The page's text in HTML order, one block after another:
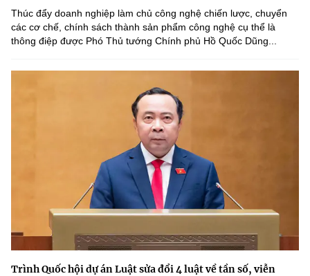
Thúc đẩy doanh nghiệp làm chủ công nghệ chiến lược, chuyển
các cơ chế, chính sách thành sản phẩm công nghệ cụ thể là
thông điệp được Phó Thủ tướng Chính phủ Hồ Quốc Dũng...
Trình Quốc hội dự án Luật sửa đổi 4 luật về tần số, viễn